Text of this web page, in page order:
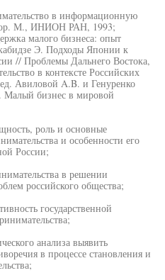
в информационную
М., ИНИОН РАН, 1993;
малого бизнеса: опыт
Э. Подходы Японии к
// Проблемы Дальнего Востока,
в контексте Российских
Авиловой A.B. и Генуренко
бизнес в мировой
роль и основные
и особенности его
России;
в решении
российского общества;
государственной
анализа выявить
в процессе становления и